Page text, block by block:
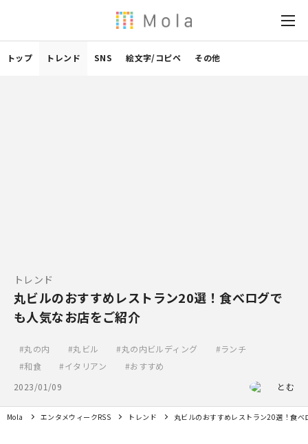
トップ トレンド SNS 絵文字/コピペ その他
トレンド
丸ビルのおすすめレストラン20選！食べログで
も人気なお店をご紹介
丸の内 丸ビル 丸の内ビルディング
ランチ
和食
イタリアン
おすすめ
2023/01/09
とむ
Mola エンタメウィークRSS トレンド 丸ビルのおすすめレストラン20選！食